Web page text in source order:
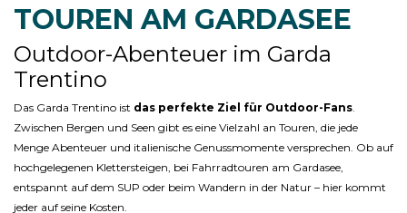
TOUREN AM GARDASEE
Outdoor-Abenteuer im Garda
Trentino
Das Garda Trentino ist das perfekte Ziel für Outdoor-Fans.
Zwischen Bergen und Seen gibt es eine Vielzahl an Touren, die jede
Menge Abenteuer und italienische Genussmomente versprechen. Ob auf
hochgelegenen Klettersteigen, bei Fahrradtouren am Gardasee,
entspannt auf dem SUP oder beim Wandern in der Natur – hier kommt
jeder auf seine Kosten.